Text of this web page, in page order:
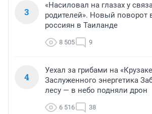
3
«Насиловал на глазах у
родителей». Новый поворот
россиян в Таиланде
8 505 9
4
Уехал за грибами на
Заслуженного энергетика
лесу — в небо подняли дрон
6 516 38